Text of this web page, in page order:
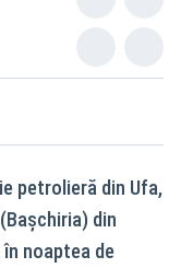
petrolieră din Ufa,
din
noaptea de